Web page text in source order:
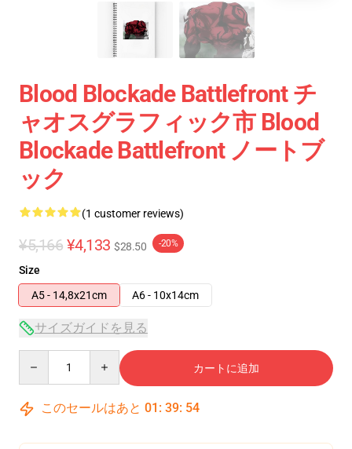
Blood Blockade Battlefront チ
ャオスグラフィック市 Blood
Blockade Battlefront ノートブ
ック
(1 customer reviews)
¥5,166 ¥4,133 $28.50 -20%
Size
A5 - 14,8x21cm
A6 - 10x14cm
サイズガイドを見る
カートに追加
このセールはあと 01 : 39: 54